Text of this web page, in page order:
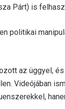
Párt) is
politikai
az üggyel,
Videójában